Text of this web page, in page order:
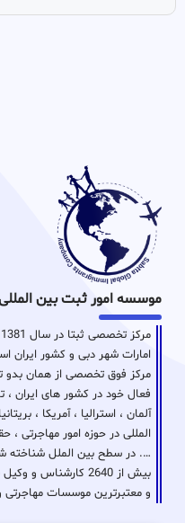
موسسه امور ثبت بین المللی
امارات شهر دبی و کشور ایران
مرکز فوق تخصصی از همان بدو
فعال خود در کشور های ایران ،
آلمان ، استرالیا ، آمریکا ،
المللی در حوزه امور مهاجرتی ،
…. در سطح بین الملل شناخته
بیش از 2640 کارشناس
و معتبرترین موسسات